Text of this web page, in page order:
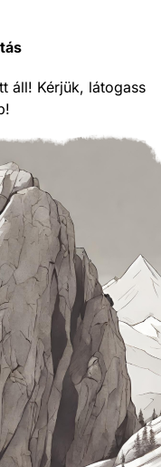
áll! Kérjük, látogass